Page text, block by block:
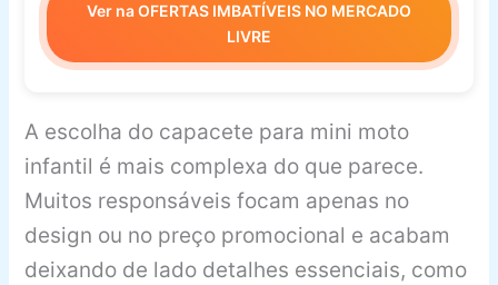
Ver na OFERTAS IMBATÍVEIS NO MERCADO
LIVRE
A escolha do capacete para mini moto
infantil é mais complexa do que parece.
Muitos responsáveis focam apenas no
design ou no preço promocional e acabam
deixando de lado detalhes essenciais, como